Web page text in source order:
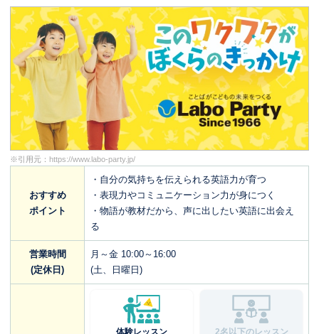
※引用元： https://www.labo-party.jp/
おすすめ
ポイント
・自分の気持ちを伝えられる英語力が育つ
・表現力やコミュニケーション力が身につく
・物語が教材だから、声に出したい英語に出会え
る
営業時間
(定休日)
月～金 10:00～16:00
(土、日曜日)